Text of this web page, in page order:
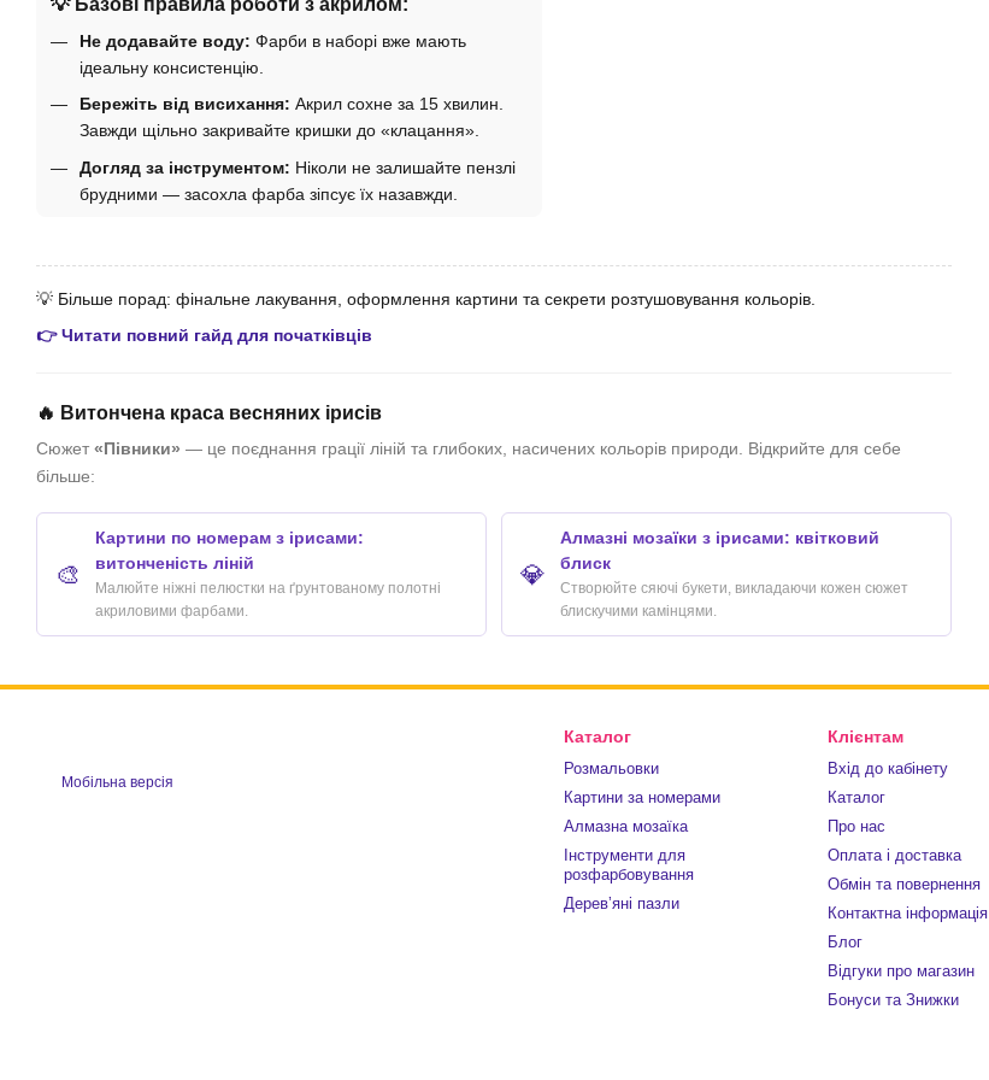
💡 Базові правила роботи з акрилом:
Не додавайте воду: Фарби в наборі вже мають
ідеальну консистенцію.
Бережіть від висихання: Акрил сохне за 15 хвилин.
Завжди щільно закривайте кришки до «клацання».
Догляд за інструментом: Ніколи не залишайте пензлі
брудними — засохла фарба зіпсує їх назавжди.
💡 Більше порад: фінальне лакування, оформлення картини та секрети розтушовування кольорів.
👉 Читати повний гайд для початківців
🔥 Витончена краса весняних ірисів
Сюжет «Півники» — це поєднання грації ліній та глибоких, насичених кольорів природи. Відкрийте для себе
більше:
🎨
Картини по номерам з ірисами:
витонченість ліній
Малюйте ніжні пелюстки на ґрунтованому полотні
акриловими фарбами.
💎
Алмазні мозаїки з ірисами: квітковий
блиск
Створюйте сяючі букети, викладаючи кожен сюжет
блискучими камінцями.
Мобільна версія
Каталог
Розмальовки
Картини за номерами
Алмазна мозаїка
Інструменти для
розфарбовування
Деревʼяні пазли
Клієнтам
Вхід до кабінету
Каталог
Про нас
Оплата і доставка
Обмін та повернення
Контактна інформація
Блог
Відгуки про магазин
Бонуси та Знижки